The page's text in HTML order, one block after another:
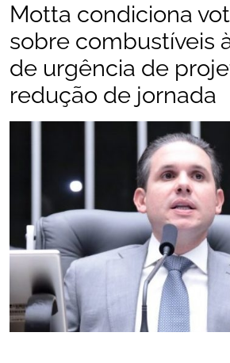
Motta condiciona
sobre combustíveis
de urgência de
redução de jornada